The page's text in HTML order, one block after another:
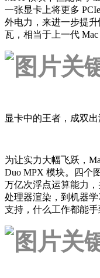
一张显卡上将更多
外电力，来进一步提
瓦，相当于上一代 Mac
显卡中的王者，成双出
为让实力大幅飞跃，
Duo MPX 模块。四个
万亿次浮点运算能力
处理器渲染，到机器
支持，什么工作都能手